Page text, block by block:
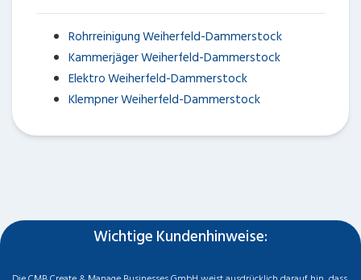
Rohrreinigung Weiherfeld-Dammerstock
Kammerjäger Weiherfeld-Dammerstock
Elektro Weiherfeld-Dammerstock
Klempner Weiherfeld-Dammerstock
Wichtige Kundenhinweise: